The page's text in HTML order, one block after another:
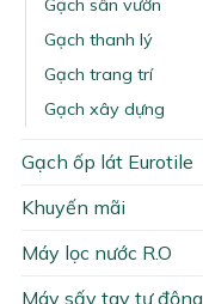
Gạch thanh lý
Gạch trang trí
Gạch xây dựng
Gạch ốp lát Eurotile
Khuyến mãi
Máy lọc nước R.O
Máy sấy tay tự động